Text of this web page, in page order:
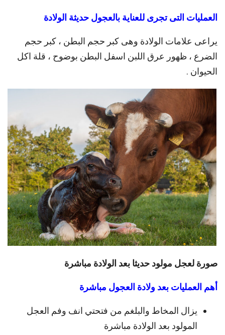
العمليات التى تجرى للعناية بالعجول حديثة الولادة
يراعى علامات الولادة وهى كبر حجم البطن ، كبر حجم
الضرع ، ظهور عرق اللبن اسفل البطن بوضوح ، قلة اكل
الحيوان .
صورة لعجل مولود حديثا بعد الولادة مباشرة
أهم العمليات بعد ولادة العجول مباشرة
يزال المخاط والبلغم من فتحتي انف وفم العجل
المولود بعد الولادة مباشرة